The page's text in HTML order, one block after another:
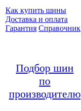
Как купить шины
Доставка и оплата
Гарантия Справочник
Подбор шин
по
производителю